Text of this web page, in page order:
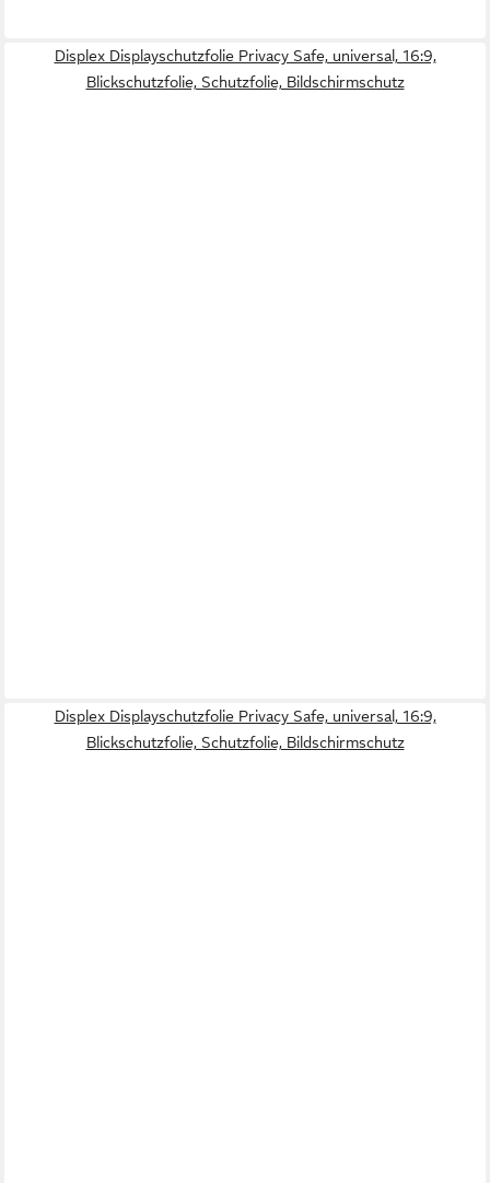
Displex Displayschutzfolie Privacy Safe, universal, 16:9,
Blickschutzfolie, Schutzfolie, Bildschirmschutz
Displex Displayschutzfolie Privacy Safe, universal, 16:9,
Blickschutzfolie, Schutzfolie, Bildschirmschutz